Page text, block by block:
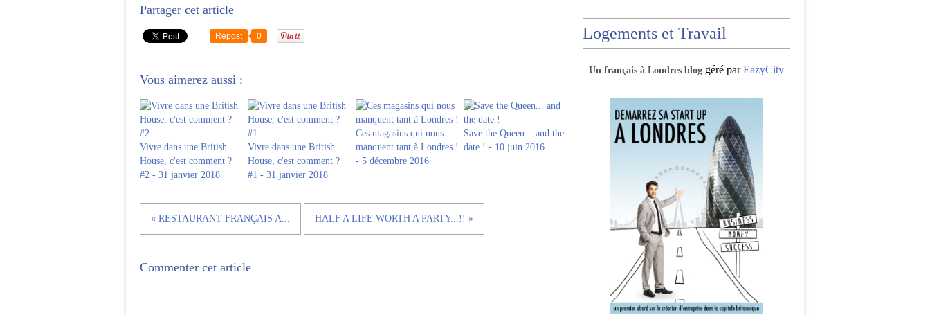
Partager cet article
Repost 0
Vous aimerez aussi :
Vivre dans une British
House, c'est comment ?
#2 - 31 janvier 2018
Vivre dans une British
House, c'est comment ?
#1 - 31 janvier 2018
Ces magasins qui nous
manquent tant à Londres !
- 5 décembre 2016
Save the Queen... and the
date ! - 10 juin 2016
« RESTAURANT FRANÇAIS A... HALF A LIFE WORTH A PARTY...!! »
Commenter cet article
Logements et Travail
Un français à Londres blog géré parEazyCity